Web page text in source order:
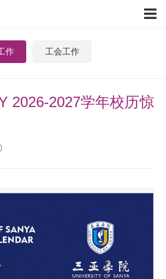
作 工会工作
2026-2027学年校历惊